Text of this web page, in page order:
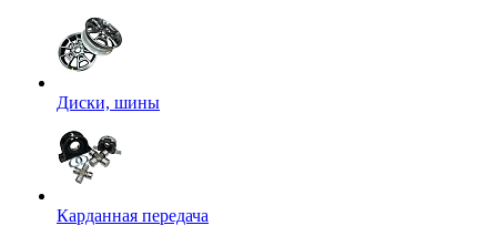
Диски, шины
Карданная передача